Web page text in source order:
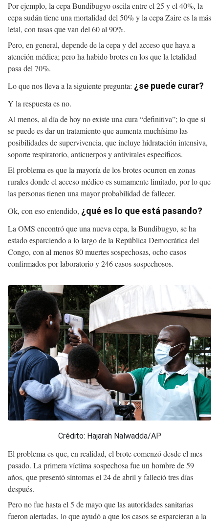
Por ejemplo, la cepa Bundibugyo oscila entre el 25 y el 40%, la
cepa sudán tiene una mortalidad del 50% y la cepa Zaire es la más
letal, con tasas que van del 60 al 90%.
Pero, en general, depende de la cepa y del acceso que haya a
atención médica; pero ha habido brotes en los que la letalidad
pasa del 70%.
Lo que nos lleva a la siguiente pregunta: ¿se puede curar?
Y la respuesta es no.
Al menos, al día de hoy no existe una cura “definitiva”; lo que sí
se puede es dar un tratamiento que aumenta muchísimo las
posibilidades de supervivencia, que incluye hidratación intensiva,
soporte respiratorio, anticuerpos y antivirales específicos.
El problema es que la mayoría de los brotes ocurren en zonas
rurales donde el acceso médico es sumamente limitado, por lo que
las personas tienen una mayor probabilidad de fallecer.
Ok, con eso entendido, ¿qué es lo que está pasando?
La OMS encontró que una nueva cepa, la Bundibugyo, se ha
estado esparciendo a lo largo de la República Democrática del
Congo, con al menos 80 muertes sospechosas, ocho casos
confirmados por laboratorio y 246 casos sospechosos.
Crédito: Hajarah Nalwadda/AP
El problema es que, en realidad, el brote comenzó desde el mes
pasado. La primera víctima sospechosa fue un hombre de 59
años, que presentó síntomas el 24 de abril y falleció tres días
después.
Pero no fue hasta el 5 de mayo que las autoridades sanitarias
fueron alertadas, lo que ayudó a que los casos se esparcieran a la